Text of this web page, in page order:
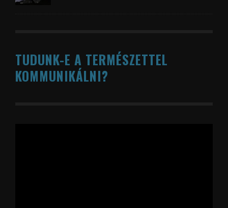
TUDUNK-E A TERMÉSZETTEL
KOMMUNIKÁLNI?